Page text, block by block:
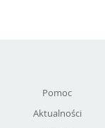
Pomoc
Aktualności